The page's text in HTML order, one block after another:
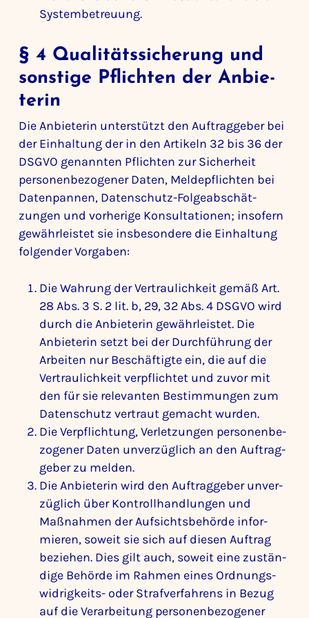
System­be­treuung.
§ 4 Quali­täts­si­che­rung und
sons­tige Pflichten der Anbie­
terin
Die Anbie­terin unter­stützt den Auftrag­geber bei
der Einhal­tung der in den Arti­keln 32 bis 36 der
DSGVO genannten Pflichten zur Sicher­heit
perso­nen­be­zo­gener Daten, Melde­pflichten bei
Daten­pannen, Daten­schutz-Folge­ab­schät­
zungen und vorhe­rige Konsul­ta­tionen; inso­fern
gewähr­leistet sie insbe­son­dere die Einhal­tung
folgender Vorgaben:
Die Wahrung der Vertrau­lich­keit gemäß Art.
28 Abs. 3 S. 2 lit. b, 29, 32 Abs. 4 DSGVO wird
durch die Anbie­terin gewähr­leistet. Die
Anbie­terin setzt bei der Durch­füh­rung der
Arbeiten nur Beschäf­tigte ein, die auf die
Vertrau­lich­keit verpflichtet und zuvor mit
den für sie rele­vanten Bestim­mungen zum
Daten­schutz vertraut gemacht wurden.
Die Verpflich­tung, Verlet­zungen perso­nen­be­
zo­gener Daten unver­züg­lich an den Auftrag­
geber zu melden.
Die Anbie­terin wird den Auftrag­geber unver­
züg­lich über Kontroll­hand­lungen und
Maßnahmen der Aufsichts­be­hörde infor­
mieren, soweit sie sich auf diesen Auftrag
beziehen. Dies gilt auch, soweit eine zustän­
dige Behörde im Rahmen eines Ordnungs­
wid­rig­keits- oder Straf­ver­fah­rens in Bezug
auf die Verar­bei­tung perso­nen­be­zo­gener